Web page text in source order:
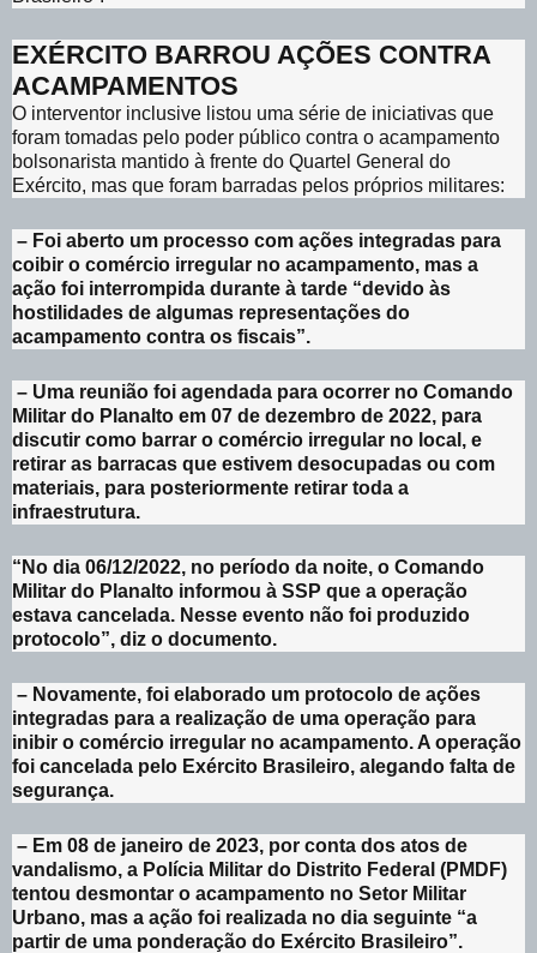
EXÉRCITO BARROU AÇÕES CONTRA
ACAMPAMENTOS
O interventor inclusive listou uma série de iniciativas que
foram tomadas pelo poder público contra o acampamento
bolsonarista mantido à frente do Quartel General do
Exército, mas que foram barradas pelos próprios militares:
– Foi aberto um processo com ações integradas para
coibir o comércio irregular no acampamento, mas a
ação foi interrompida durante à tarde “devido às
hostilidades de algumas representações do
acampamento contra os fiscais”.
– Uma reunião foi agendada para ocorrer no Comando
Militar do Planalto em 07 de dezembro de 2022, para
discutir como barrar o comércio irregular no local, e
retirar as barracas que estivem desocupadas ou com
materiais, para posteriormente retirar toda a
infraestrutura.
“No dia 06/12/2022, no período da noite, o Comando
Militar do Planalto informou à SSP que a operação
estava cancelada. Nesse evento não foi produzido
protocolo”, diz o documento.
– Novamente, foi elaborado um protocolo de ações
integradas para a realização de uma operação para
inibir o comércio irregular no acampamento. A operação
foi cancelada pelo Exército Brasileiro, alegando falta de
segurança.
– Em 08 de janeiro de 2023, por conta dos atos de
vandalismo, a Polícia Militar do Distrito Federal (PMDF)
tentou desmontar o acampamento no Setor Militar
Urbano, mas a ação foi realizada no dia seguinte “a
partir de uma ponderação do Exército Brasileiro”.